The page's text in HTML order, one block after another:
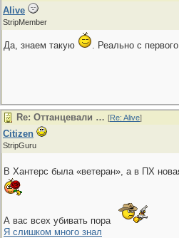
Alive
StripMember
Да, знаем такую . Реально с
Re: Оттанцевали … [Re: Alive]
Citizen
StripGuru
В Хантерс была «ветеран», а в ПХ
А вас всех убивать пора
Я слишком много знал